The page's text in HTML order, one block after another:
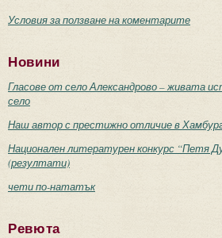
Условия за ползване на коментарите
Новини
Гласове от село Александрово – живата
село
Наш автор с престижно отличие в
Национален литературен конкурс “Петя
(резултати)
чети по-нататък
Ревюта